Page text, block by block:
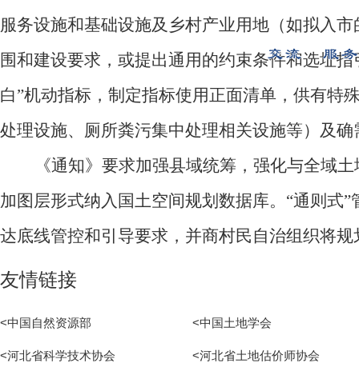
服务设施和基础设施及乡村产业用地（如拟入
围和建设要求，或提出通用的约束条件和选址
白”机动指标，制定指标使用正面清单，供有特
处理设施、厕所粪污集中处理相关设施等）及
《通知》要求加强县域统筹，强化与全域
加图层形式纳入国土空间规划数据库。“通则式
达底线管控和引导要求，并商村民自治组织将
友情链接
<中国自然资源部 <中国土地学会
<河北省科学技术协会 <河北省土地估价师协会